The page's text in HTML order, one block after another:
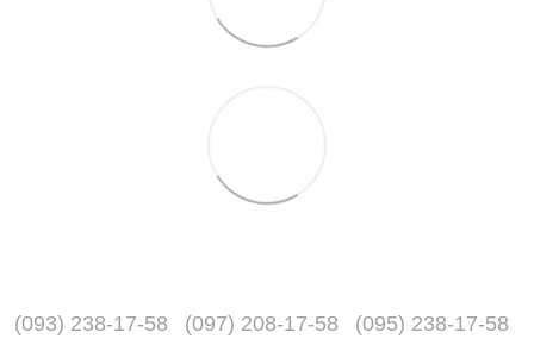
(093) 238-17-58 (097) 208-17-58 (095) 238-17-58